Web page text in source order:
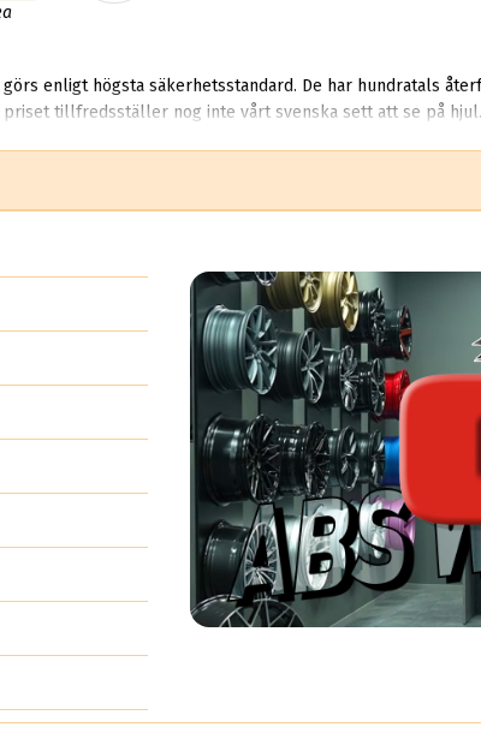
säkerhetsstandard. De har hundratals återförsäljare i Europa. I
tillfredsställer nog inte vårt svenska sett att se på